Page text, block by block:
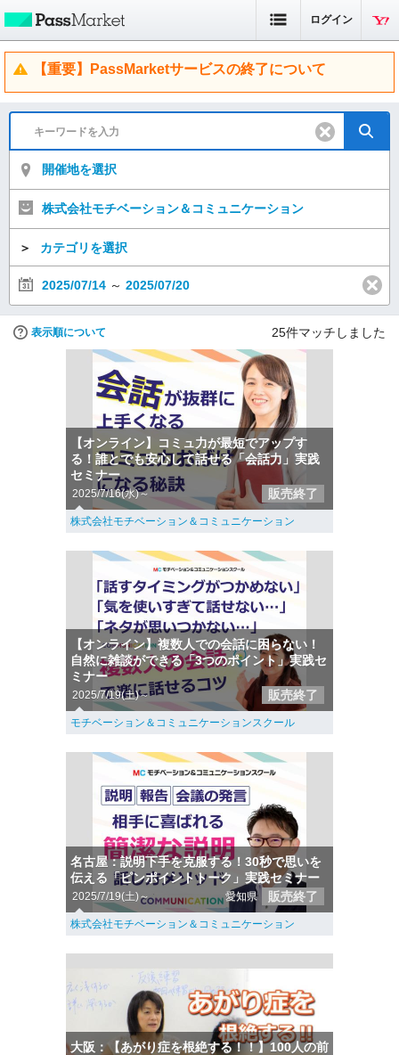
ログイン
【重要】PassMarketサービスの終了について
開催地を選択
株式会社モチベーション＆コミュニケーション
＞ カテゴリを選択
2025/07/14 ～ 2025/07/20
表示順について 25件マッチしました
【オンライン】コミュ力が最短でアップす
る！誰とでも安心して話せる「会話力」実践
セミナー
2025/7/16(水)～ 販売終了
株式会社モチベーション＆コミュニケーション
【オンライン】複数人での会話に困らない！
自然に雑談ができる「3つのポイント」実践セ
ミナー
2025/7/19(土)～ 販売終了
モチベーション＆コミュニケーションスクール
名古屋：説明下手を克服する！30秒で思いを
伝える「ピンポイントトーク」実践セミナー
2025/7/19(土)～ 愛知県 販売終了
株式会社モチベーション＆コミュニケーション
大阪：【あがり症を根絶する！！】100人の前